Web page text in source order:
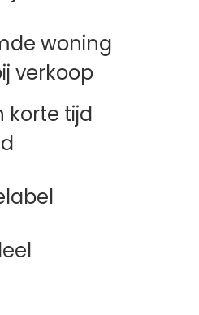
woning
verkoop
korte tijd